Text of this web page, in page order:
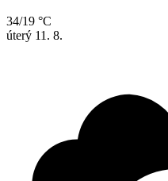
34/19 °C
úterý 11. 8.